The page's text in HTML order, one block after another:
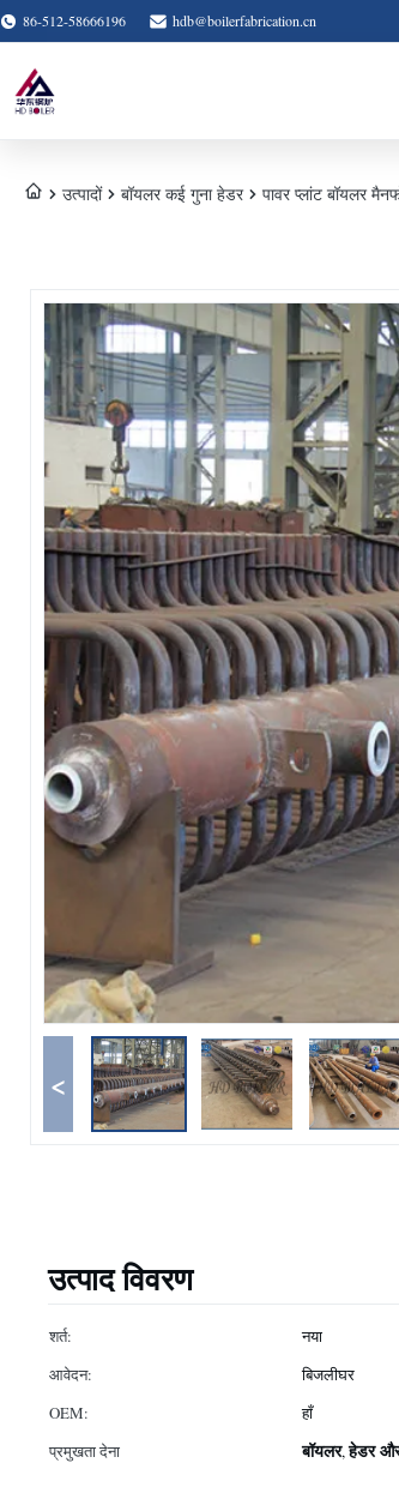
86-512-58666196 hdb@boilerfabrication.cn
उत्पादों बॉयलर कई गुना हेडर पावर प्लांट बॉयलर
<
उत्पाद विवरण
शर्त: नया
आवेदन:
बिजलीघर
OEM:
हाँ
प्रमुखता देना
बॉयलर,हेडर